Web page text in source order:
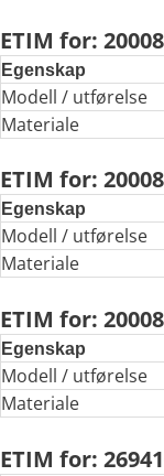
ETIM for:
Egenskap
Modell / utførelse
Materiale
ETIM for:
Egenskap
Modell / utførelse
Materiale
ETIM for:
Egenskap
Modell / utførelse
Materiale
ETIM for: